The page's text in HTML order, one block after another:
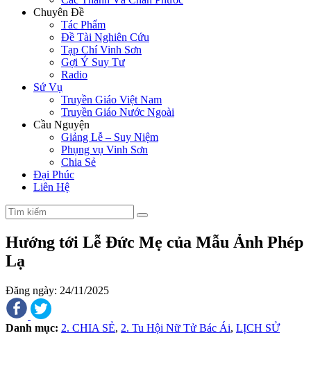
Chuyên Đề
Tác Phẩm
Đề Tài Nghiên Cứu
Tạp Chí Vinh Sơn
Gợi Ý Suy Tư
Radio
Sứ Vụ
Truyền Giáo Việt Nam
Truyền Giáo Nước Ngoài
Cầu Nguyện
Giảng Lễ – Suy Niệm
Phụng vụ Vinh Sơn
Chia Sẻ
Đại Phúc
Liên Hệ
Hướng tới Lễ Đức Mẹ của Mẫu Ảnh Phép
Lạ
Đăng ngày: 24/11/2025
Danh mục: 2. CHIA SẺ, 2. Tu Hội Nữ Tử Bác Ái, LỊCH SỬ